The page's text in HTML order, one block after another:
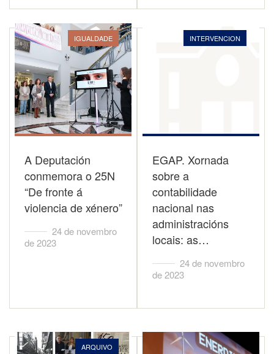
IGUALDADE
A Deputación
conmemora o 25N
“De fronte á
violencia de xénero”
24 de novembro
de 2023
INTERVENCION
EGAP. Xornada
sobre a
contabilidade
nacional nas
administracións
locais: as…
24 de novembro
de 2023
ARQUIVO